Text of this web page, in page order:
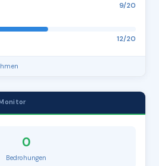
9/20
12/20
0
Bedrohungen